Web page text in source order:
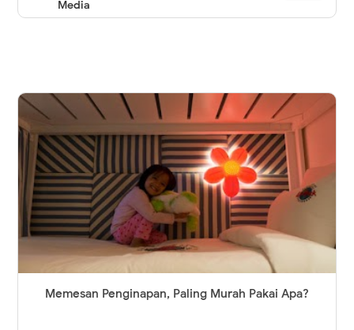
Media
Memesan Penginapan, Paling Murah Pakai Apa?